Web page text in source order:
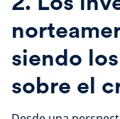
siendo
sobre el